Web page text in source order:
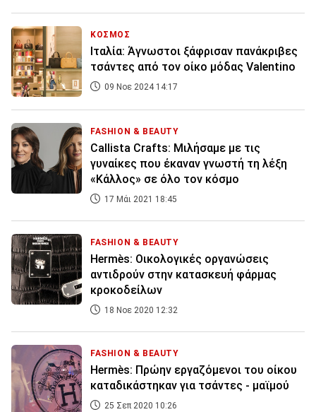
ΚΟΣΜΟΣ
Ιταλία: Άγνωστοι ξάφρισαν πανάκριβες
τσάντες από τον οίκο μόδας Valentino
09 Νοε 2024 14:17
FASHION & BEAUTY
Callista Crafts: Μιλήσαμε με τις
γυναίκες που έκαναν γνωστή τη λέξη
«Kάλλος» σε όλο τον κόσμο
17 Μάι 2021 18:45
FASHION & BEAUTY
Hermès: Οικολογικές οργανώσεις
αντιδρούν στην κατασκευή φάρμας
κροκοδείλων
18 Νοε 2020 12:32
FASHION & BEAUTY
Hermès: Πρώην εργαζόμενοι του οίκου
καταδικάστηκαν για τσάντες - μαϊμού
25 Σεπ 2020 10:26